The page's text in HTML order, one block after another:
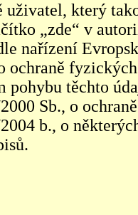
uživatel, který
„zde“ v
nařízení
ochraně
pohybu těchto
Sb., o
b., o